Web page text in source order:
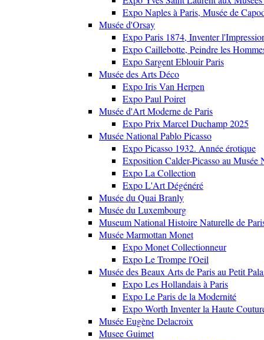
Expo Naples à Paris, Musée de
Musée d'Orsay
Expo Paris 1874, Inventer
Expo Caillebotte, Peindre les
Expo Sargent Eblouir Paris
Musée des Arts Déco
Expo Iris Van Herpen
Expo Paul Poiret
Musée d'Art Moderne de Paris
Expo Prix Marcel Duchamp 2025
Musée National Pablo Picasso
Expo Picasso 1932. Année érotique
Exposition Calder-Picasso au Musée
Expo La Collection
Expo L'Art Dégénéré
Musée du Quai Branly
Musée du Luxembourg
Museum National Histoire Naturelle de
Musée Marmottan Monet
Expo Monet Collectionneur
Expo Le Trompe l'Oeil
Musée des Beaux Arts de Paris au Petit
Expo Les Hollandais à Paris
Expo Le Paris de la Modernité
Expo Worth Inventer la Haute
Musée Eugène Delacroix
Musee Guimet